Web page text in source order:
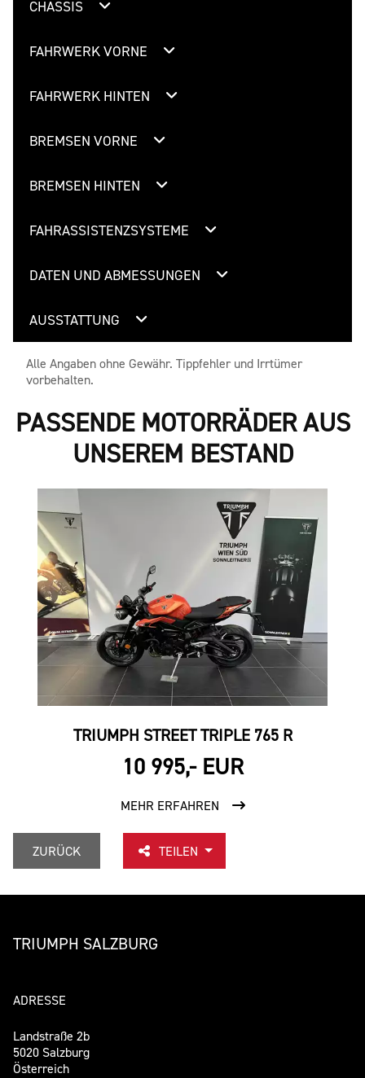
CHASSIS
FAHRWERK VORNE
FAHRWERK HINTEN
BREMSEN VORNE
BREMSEN HINTEN
FAHRASSISTENZSYSTEME
DATEN UND ABMESSUNGEN
AUSSTATTUNG
Alle Angaben ohne Gewähr. Tippfehler und Irrtümer
vorbehalten.
PASSENDE MOTORRÄDER AUS
UNSEREM BESTAND
TRIUMPH STREET TRIPLE 765 R
10 995,- EUR
MEHR ERFAHREN
ZURÜCK TEILEN
TRIUMPH SALZBURG
ADRESSE
Landstraße 2b
5020 Salzburg
Österreich